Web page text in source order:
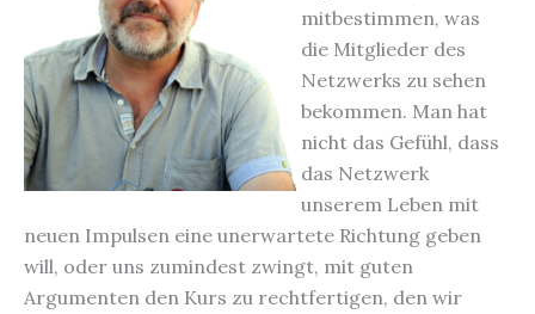
mitbestimmen, was
die Mitglieder des
Netzwerks zu sehen
bekommen. Man hat
nicht das Gefühl, dass
das Netzwerk
unserem Leben mit
neuen Impulsen eine unerwartete Richtung geben
will, oder uns zumindest zwingt, mit guten
Argumenten den Kurs zu rechtfertigen, den wir